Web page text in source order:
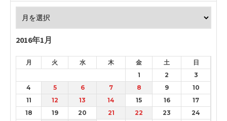
2016年1月
月 火 水 木 金 土 日
1 2
3
4
5 6 7 8 9
10
11
12 13 14 15 16
17
18
19 20 21 22 23
24